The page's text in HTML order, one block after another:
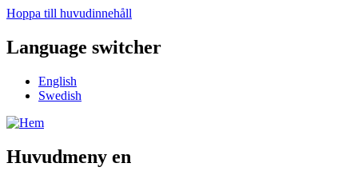
Hoppa till huvudinnehåll
Language switcher
English
Swedish
Huvudmeny en